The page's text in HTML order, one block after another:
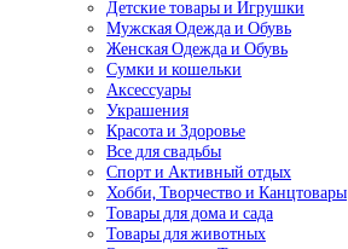
Детские товары и Игрушки
Мужская Одежда и Обувь
Женская Одежда и Обувь
Сумки и кошельки
Аксессуары
Украшения
Красота и Здоровье
Все для свадьбы
Спорт и Активный отдых
Хобби, Творчество и Канцтовары
Товары для дома и сада
Товары для животных